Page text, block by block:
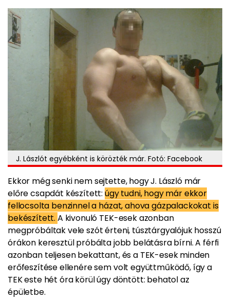
J. Lászlót egyébként is körözték már. Fotó: Facebook
Ekkor még senki nem sejtette, hogy J. László már
előre csapdát készített: úgy tudni, hogy már ekkor
fellocsolta benzinnel a házat, ahova gázpalackokat is
bekészített. A kivonuló TEK-esek azonban
megpróbáltak vele szót érteni, túsztárgyalójuk hosszú
órákon keresztül próbálta jobb belátásra bírni. A férfi
azonban teljesen bekattant, és a TEK-esek minden
erőfeszítése ellenére sem volt együttműködő, így a
TEK este hét óra körül úgy döntött: behatol az
épületbe.